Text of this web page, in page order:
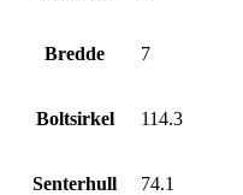
Bredde 7
Boltsirkel 114.3
Senterhull 74.1